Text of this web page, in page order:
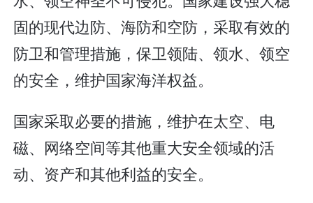
固的现代边防、海防和空防，采取有效的
防卫和管理措施，保卫领陆、领水、领空
的安全，维护国家海洋权益。
国家采取必要的措施，维护在太空、电
磁、网络空间等其他重大安全领域的活
动、资产和其他利益的安全。